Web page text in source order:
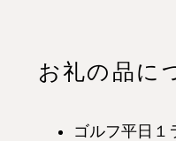
お礼の品に
ゴルフ平日１